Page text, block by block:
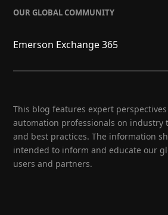
OUR GLOBAL COMMUNITY
Emerson Exchange 365
This blog features expert
automation professionals on industry
and best practices. The information
intended to inform and educate our
users and partners.